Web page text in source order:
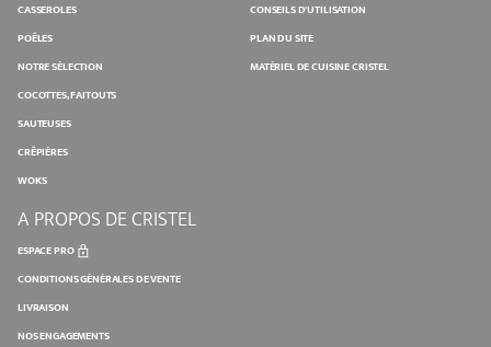
CASSEROLES
POÊLES
NOTRE SÉLECTION
COCOTTES, FAITOUTS
SAUTEUSES
CRÊPIÈRES
WOKS
CONSEILS D'UTILISATION
PLAN DU SITE
MATÉRIEL DE CUISINE CRISTEL
A PROPOS DE CRISTEL
ESPACE PRO
CONDITIONS GÉNÉRALES DE VENTE
LIVRAISON
NOS ENGAGEMENTS